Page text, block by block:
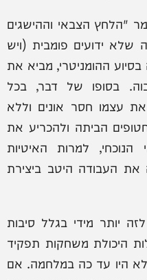
"הלחץ הצבאי וההישגים
שלא ידועים פומבית (ויש
ההומניטרי, מביא את
בסופו של דבר, בכל
עצמו חסר אונים וללא
הביתה ולהכריע את
הנוכחי, למרות האיטיות
את העבודה היטב ביצירת
יותר מידי בגלל סיבות
היכולת משחקות תפקיד
היו עד כה במלחמה. אם